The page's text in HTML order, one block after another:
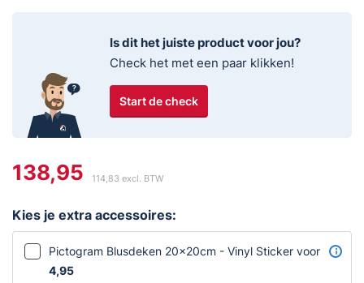
Is dit het juiste product voor jou?
Check het met een paar klikken!
Start de check
138,95 114,83 excl. BTW
Kies je extra accessoires:
Pictogram Blusdeken 20x20cm - Vinyl Sticker voor
4,95